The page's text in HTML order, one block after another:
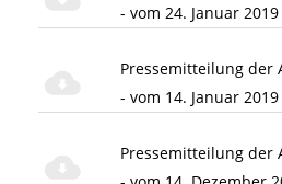
- vom 24. Januar 2019
Pressemitteilung der
- vom 14. Januar 2019
Pressemitteilung der